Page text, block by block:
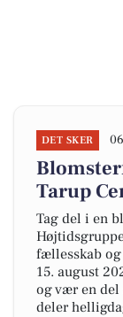
DET SKER
Tarup
Tag del i en
fællesskab og
15. august
og vær en del
deler